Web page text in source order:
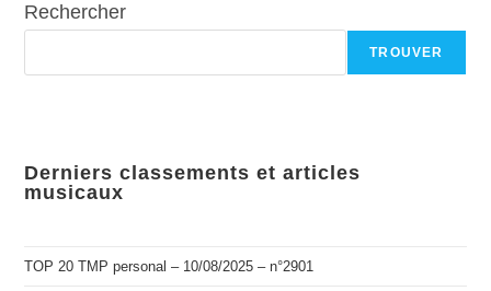
Rechercher
TROUVER
Derniers classements et articles
musicaux
TOP 20 TMP personal – 10/08/2025 – n°2901